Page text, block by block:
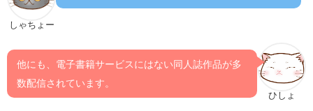
しゃちょー
ひしょ
他にも、電子書籍サービスにはない同人誌作品が多
数配信されています。